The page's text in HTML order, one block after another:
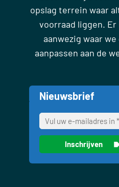
opslag terrein waar
voorraad liggen.
aanwezig waar
aanpassen aan de
Nieuwsbrief